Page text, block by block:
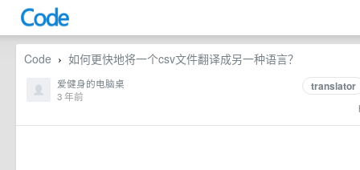
Code › 如何更快地将一个csv文件翻译成另一种语言？
translator
爱健身的电脑桌
3 年前